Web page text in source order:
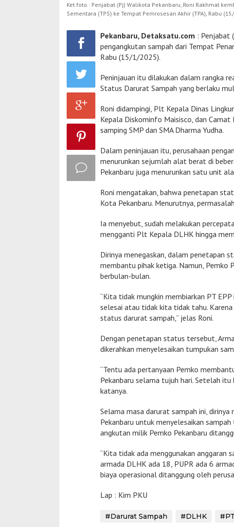
Ket foto : Penjabat (Pj) Walikota Pekanbaru, Roni Rakhmat
Sementara (TPS) ke Tempat Pemrosesan Akhir (TPA), Rabu
Pekanbaru, Detaksatu.com : Penjabat
pengangkutan sampah dari Tempat
Rabu (15/1/2025).
Peninjauan itu dilakukan dalam rangka
Status Darurat Sampah yang berlaku
Roni didampingi, Plt Kepala Dinas
Kepala Diskominfo Maisisco, dan Camat
samping SMP dan SMA Dharma Yudha.
Dalam peninjauan itu, perusahaan
menurunkan sejumlah alat berat di
Pekanbaru juga menurunkan satu unit
Roni mengatakan, bahwa penetapan
Kota Pekanbaru. Menurutnya,
Ia menyebut, sudah melakukan
mengganti Plt Kepala DLHK hingga
Dirinya menegaskan, dalam penetapan
membantu pihak ketiga. Namun, Pemko
berbulan-bulan.
“Kita tidak mungkin membiarkan PT
selesai atau tidak kita tidak tahu.
status darurat sampah,” jelas Roni.
Dengan penetapan status tersebut,
dikerahkan menyelesaikan tumpukan
“Tentu ada pertanyaan Pemko
Pekanbaru selama tujuh hari. Setelah
katanya.
Selama masa darurat sampah ini,
Pekanbaru untuk menyelesaikan
angkutan milik Pemko Pekanbaru
“Kita tidak ada menggunakan anggaran
armada DLHK ada 18, PUPR ada 6
biaya operasional ditanggung oleh
Lap : Kim PKU
#Darurat Sampah #DLHK